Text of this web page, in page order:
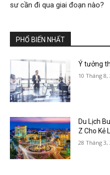
sư cần đi qua giai đoạn nào?
PHỔ BIẾN NHẤT
Ý tưởng
10 Tháng 8,
Du Lịch
Z Cho Kẻ
28 Tháng 3,